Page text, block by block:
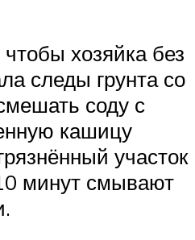
хозяйка без
следы грунта со
соду с
кашицу
участок
минут смывают